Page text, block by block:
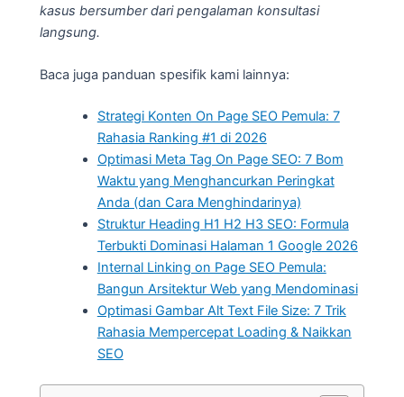
kasus bersumber dari pengalaman konsultasi
langsung.
Baca juga panduan spesifik kami lainnya:
Strategi Konten On Page SEO Pemula: 7
Rahasia Ranking #1 di 2026
Optimasi Meta Tag On Page SEO: 7 Bom
Waktu yang Menghancurkan Peringkat
Anda (dan Cara Menghindarinya)
Struktur Heading H1 H2 H3 SEO: Formula
Terbukti Dominasi Halaman 1 Google 2026
Internal Linking on Page SEO Pemula:
Bangun Arsitektur Web yang Mendominasi
Optimasi Gambar Alt Text File Size: 7 Trik
Rahasia Mempercepat Loading & Naikkan
SEO